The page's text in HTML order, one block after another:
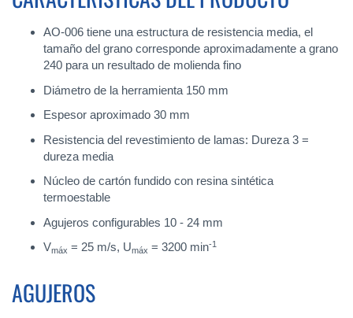
AO-006 tiene una estructura de resistencia media, el
tamaño del grano corresponde aproximadamente a grano
240 para un resultado de molienda fino
Diámetro de la herramienta 150 mm
Espesor aproximado 30 mm
Resistencia del revestimiento de lamas: Dureza 3 =
dureza media
Núcleo de cartón fundido con resina sintética
termoestable
Agujeros configurables 10 - 24 mm
Vmáx = 25 m/s, Umáx = 3200 min-1
AGUJEROS